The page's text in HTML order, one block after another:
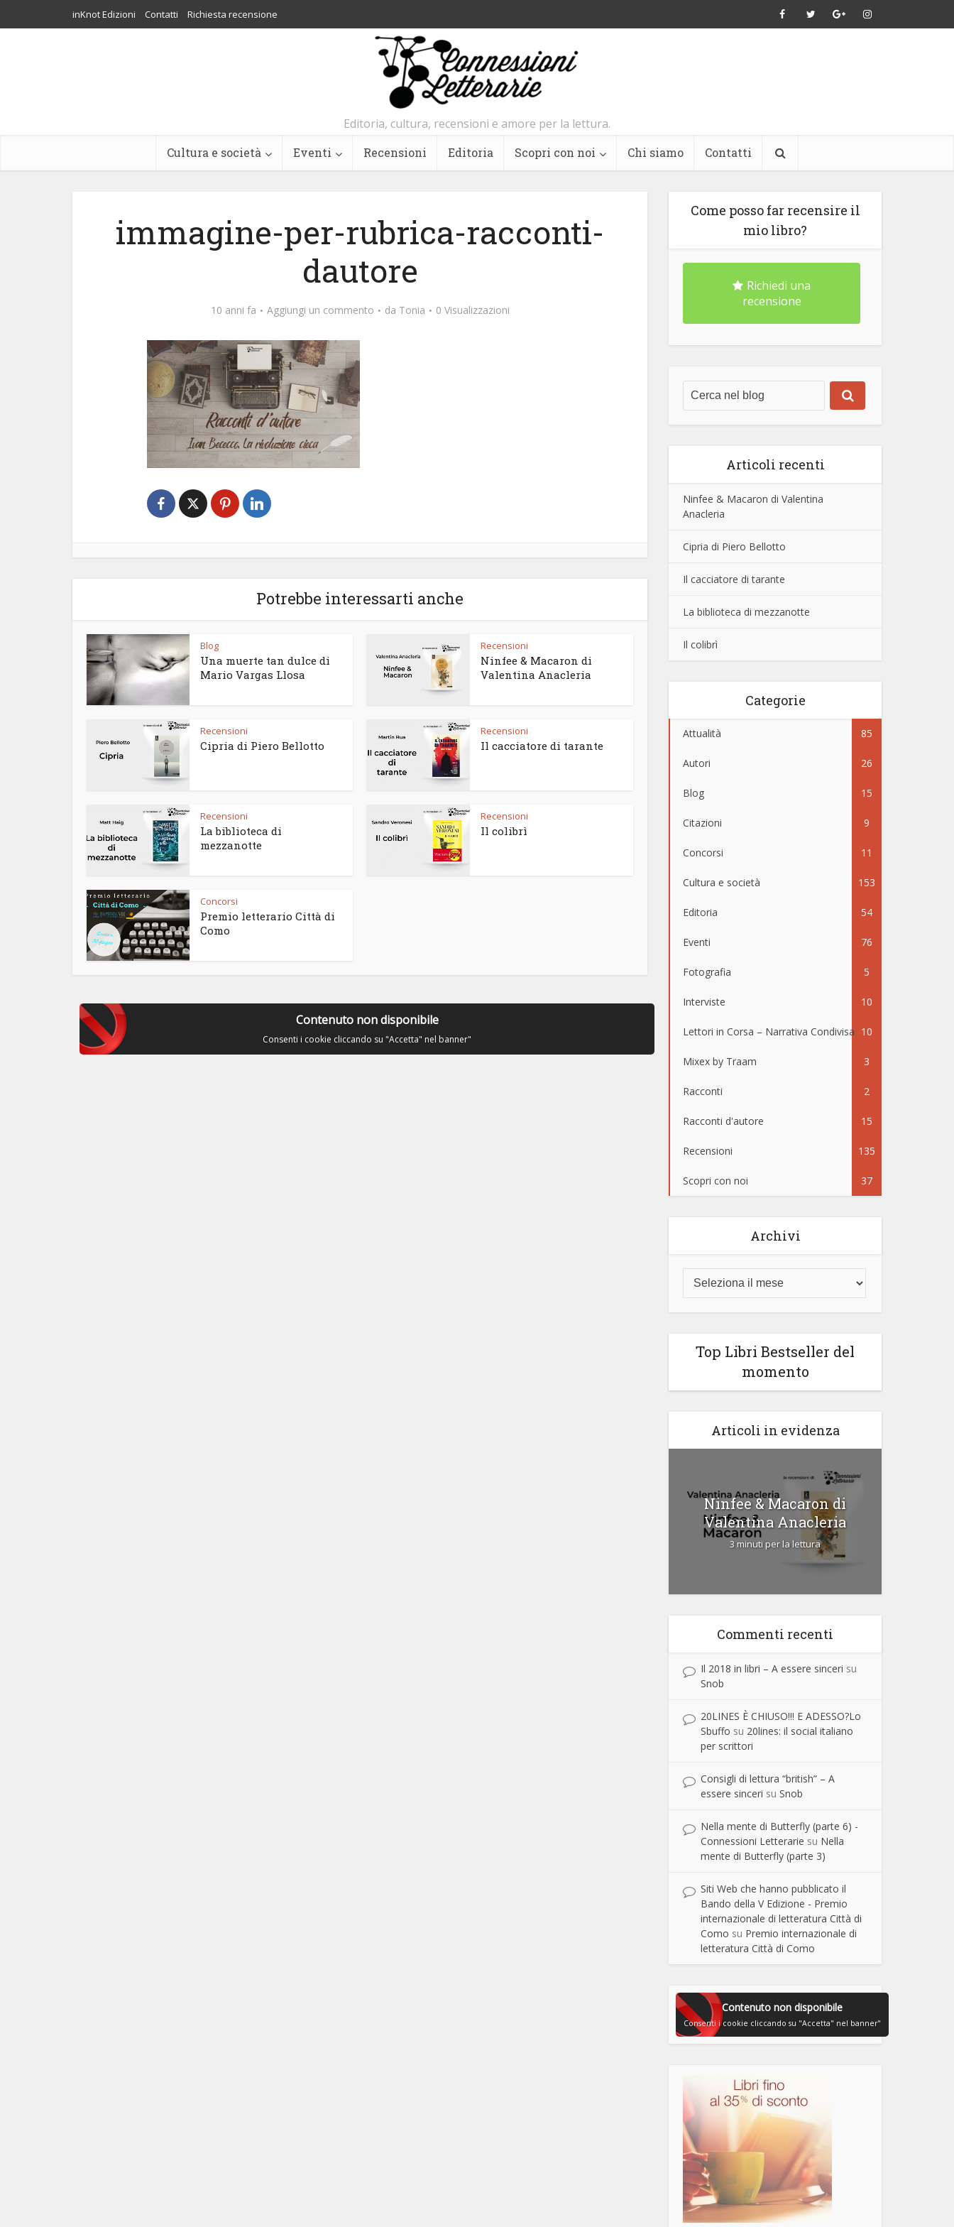
inKnot Edizioni Contatti Richiesta recensione
Editoria, cultura, recensioni e amore per la lettura.
Cultura e società Eventi Recensioni Editoria Scopri con noi Chi siamo Contatti
immagine-per-rubrica-racconti-
dautore
10 anni fa Aggiungi un commento da Tonia 0 Visualizzazioni
Potrebbe interessarti anche
Blog
Una muerte tan dulce di
Mario Vargas Llosa
Recensioni
Ninfee & Macaron di
Valentina Anacleria
Recensioni
Cipria di Piero Bellotto
Recensioni
Il cacciatore di tarante
Recensioni
La biblioteca di
mezzanotte
Recensioni
Il colibrì
Concorsi
Premio letterario Città di
Como
Contenuto non disponibile
Consenti i cookie cliccando su "Accetta" nel banner"
Come posso far recensire il
mio libro?
Richiedi una
recensione
Articoli recenti
Ninfee & Macaron di Valentina
Anacleria
Cipria di Piero Bellotto
Il cacciatore di tarante
La biblioteca di mezzanotte
Il colibrì
Categorie
Attualità 85
Autori 26
Blog 15
Citazioni 9
Concorsi 11
Cultura e società 153
Editoria 54
Eventi 76
Fotografia 5
Interviste 10
Lettori in Corsa – Narrativa Condivisa 10
Mixex by Traam 3
Racconti 2
Racconti d'autore 15
Recensioni 135
Scopri con noi 37
Archivi
Top Libri Bestseller del
momento
Articoli in evidenza
Ninfee & Macaron di
Valentina Anacleria
3 minuti per la lettura
Commenti recenti
Il 2018 in libri – A essere sinceri su
Snob
20LINES È CHIUSO!!! E ADESSO?Lo
Sbuffo su 20lines: il social italiano
per scrittori
Consigli di lettura “british” – A
essere sinceri su Snob
Nella mente di Butterfly (parte 6) -
Connessioni Letterarie su Nella
mente di Butterfly (parte 3)
Siti Web che hanno pubblicato il
Bando della V Edizione - Premio
internazionale di letteratura Città di
Como su Premio internazionale di
letteratura Città di Como
Contenuto non disponibile
Consenti i cookie cliccando su "Accetta" nel banner"